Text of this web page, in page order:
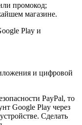
промокод;
магазине.
Play и
и цифровой
PayPal, то
Google Play через
Сделать